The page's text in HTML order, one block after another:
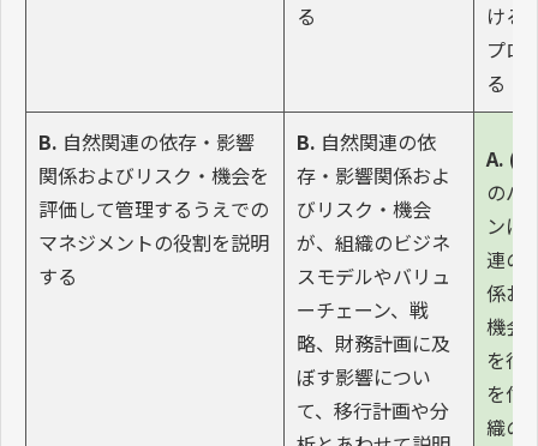
る
ける
プロ
る
B. 自然関連の依存・影響
関係およびリスク・機会を
評価して管理するうえでの
マネジメントの役割を説明
する
B. 自然関連の依
存・影響関係およ
びリスク・機会
が、組織のビジネ
スモデルやバリュ
ーチェーン、戦
略、財務計画に及
ぼす影響につい
て、移行計画や分
A. (ii)
のバ
ンに
連の
係お
機会
を行
を付
織の